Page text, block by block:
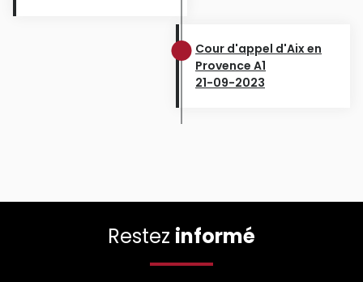
Cour d'appel d'Aix en
Provence A1
21-09-2023
Restez informé